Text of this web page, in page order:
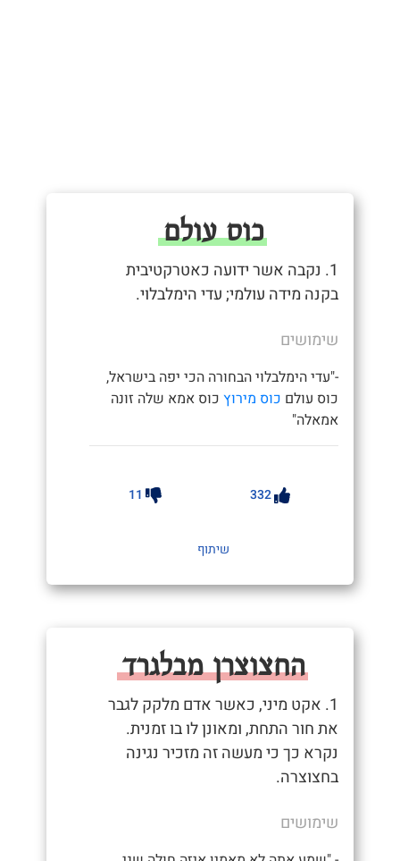
כוס עולם
1. נקבה אשר ידועה כאטרקטיבית
בקנה מידה עולמי; עדי הימלבלוי.
שימושים
-"עדי הימלבלוי הבחורה הכי יפה בישראל,
כוס עולם כוס מירוץ כוס אמא שלה זונה
אמאלה"
332
11
שיתוף
החצוצרן מבלגרד
1. אקט מיני, כאשר אדם מלקק לגבר
את חור התחת, ומאונן לו בו זמנית.
נקרא כך כי מעשה זה מזכיר נגינה
בחצוצרה.
שימושים